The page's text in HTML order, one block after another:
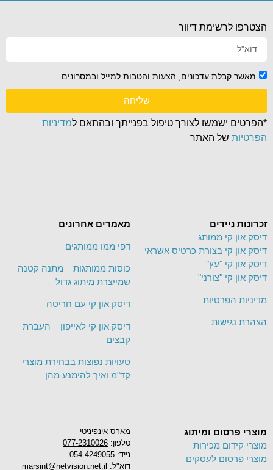
מארס אינפיניטי
טלפון: 077-2310026
נייד: 054-4249055
דוא"ל: marsint@netvision.net.il
מוצרי פרסום ומיתוג
מוצרי קידום מכירות
מוצרי פרסום לעסקים
מאמרים אחרונים
דפי ממו ממותגים
כוסות ממותגות – מתנה קטנה
שמייצרת מיתוג גדול
דיסק און קי עם חריטה
דיסק און קי לאייפון – העברת
קבצים
טעויות נפוצות בבחירת מוצרי
קד"מ ואיך להימנע מהן
זכרונות ניידים
דיסק און קי ממותג
דיסק און קי בצורת כרטיס אשראי
דיסק און קי "עץ"
דיסק און קי "צורני"
מדיניות הפרטיות
הצהרת נגישות
הצטרפו לרשימת דיוור
מאשר קבלת עדכונים, הצעות והטבות למייל ובמסרונים
שליחה
*הפרטים ישמשו לצורך טיפול בפנייתך ובהתאם למדיניות
הפרטיות של האתר